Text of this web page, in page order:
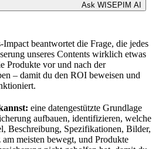
Ask WISEPIM AI
beantwortet die Frage, die jedes
unseres Contents wirklich etwas
Produkte vor und nach der
– damit du den ROI beweisen und
eine datengestützte Grundlage
aufbauen, identifizieren, welche
Beschreibung, Spezifikationen, Bilder,
meisten bewegt, und Produkte